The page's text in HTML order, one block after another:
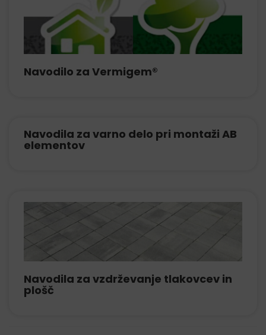
Navodilo za Vermigem®
Navodila za varno delo pri montaži AB
elementov
Navodila za vzdrževanje tlakovcev in
plošč